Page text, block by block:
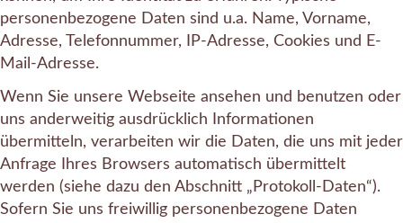
personenbezogene Daten sind u.a. Name, Vorname,
Adresse, Telefonnummer, IP-Adresse, Cookies und E-
Mail-Adresse.
Wenn Sie unsere Webseite ansehen und benutzen oder
uns anderweitig ausdrücklich Informationen
übermitteln, verarbeiten wir die Daten, die uns mit jeder
Anfrage Ihres Browsers automatisch übermittelt
werden (siehe dazu den Abschnitt „Protokoll-Daten“).
Sofern Sie uns freiwillig personenbezogene Daten